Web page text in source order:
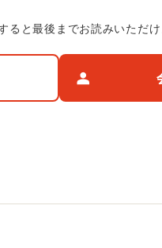
ると最後までお読みいただけ